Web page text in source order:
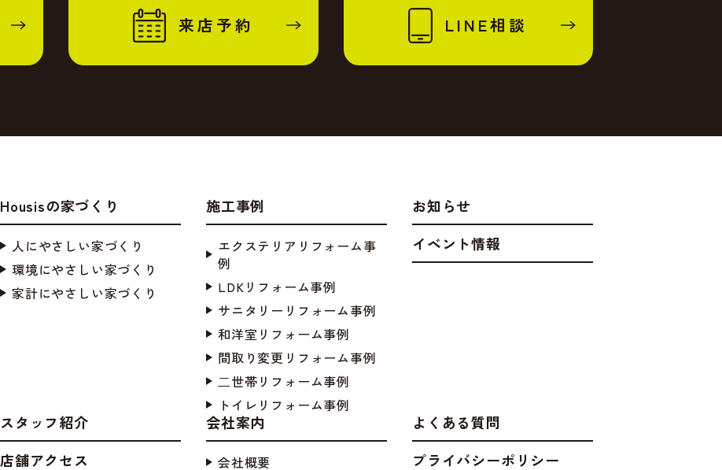
来店予約 LINE相談
Housisの家づくり
人にやさしい家づくり
環境にやさしい家づくり
家計にやさしい家づくり
施工事例
エクステリアリフォーム事
例
LDKリフォーム事例
サニタリーリフォーム事例
和洋室リフォーム事例
間取り変更リフォーム事例
⼆世帯リフォーム事例
トイレリフォーム事例
お知らせ
イベント情報
スタッフ紹介
店舗アクセス
会社案内
会社概要
よくある質問
プライバシーポリシー